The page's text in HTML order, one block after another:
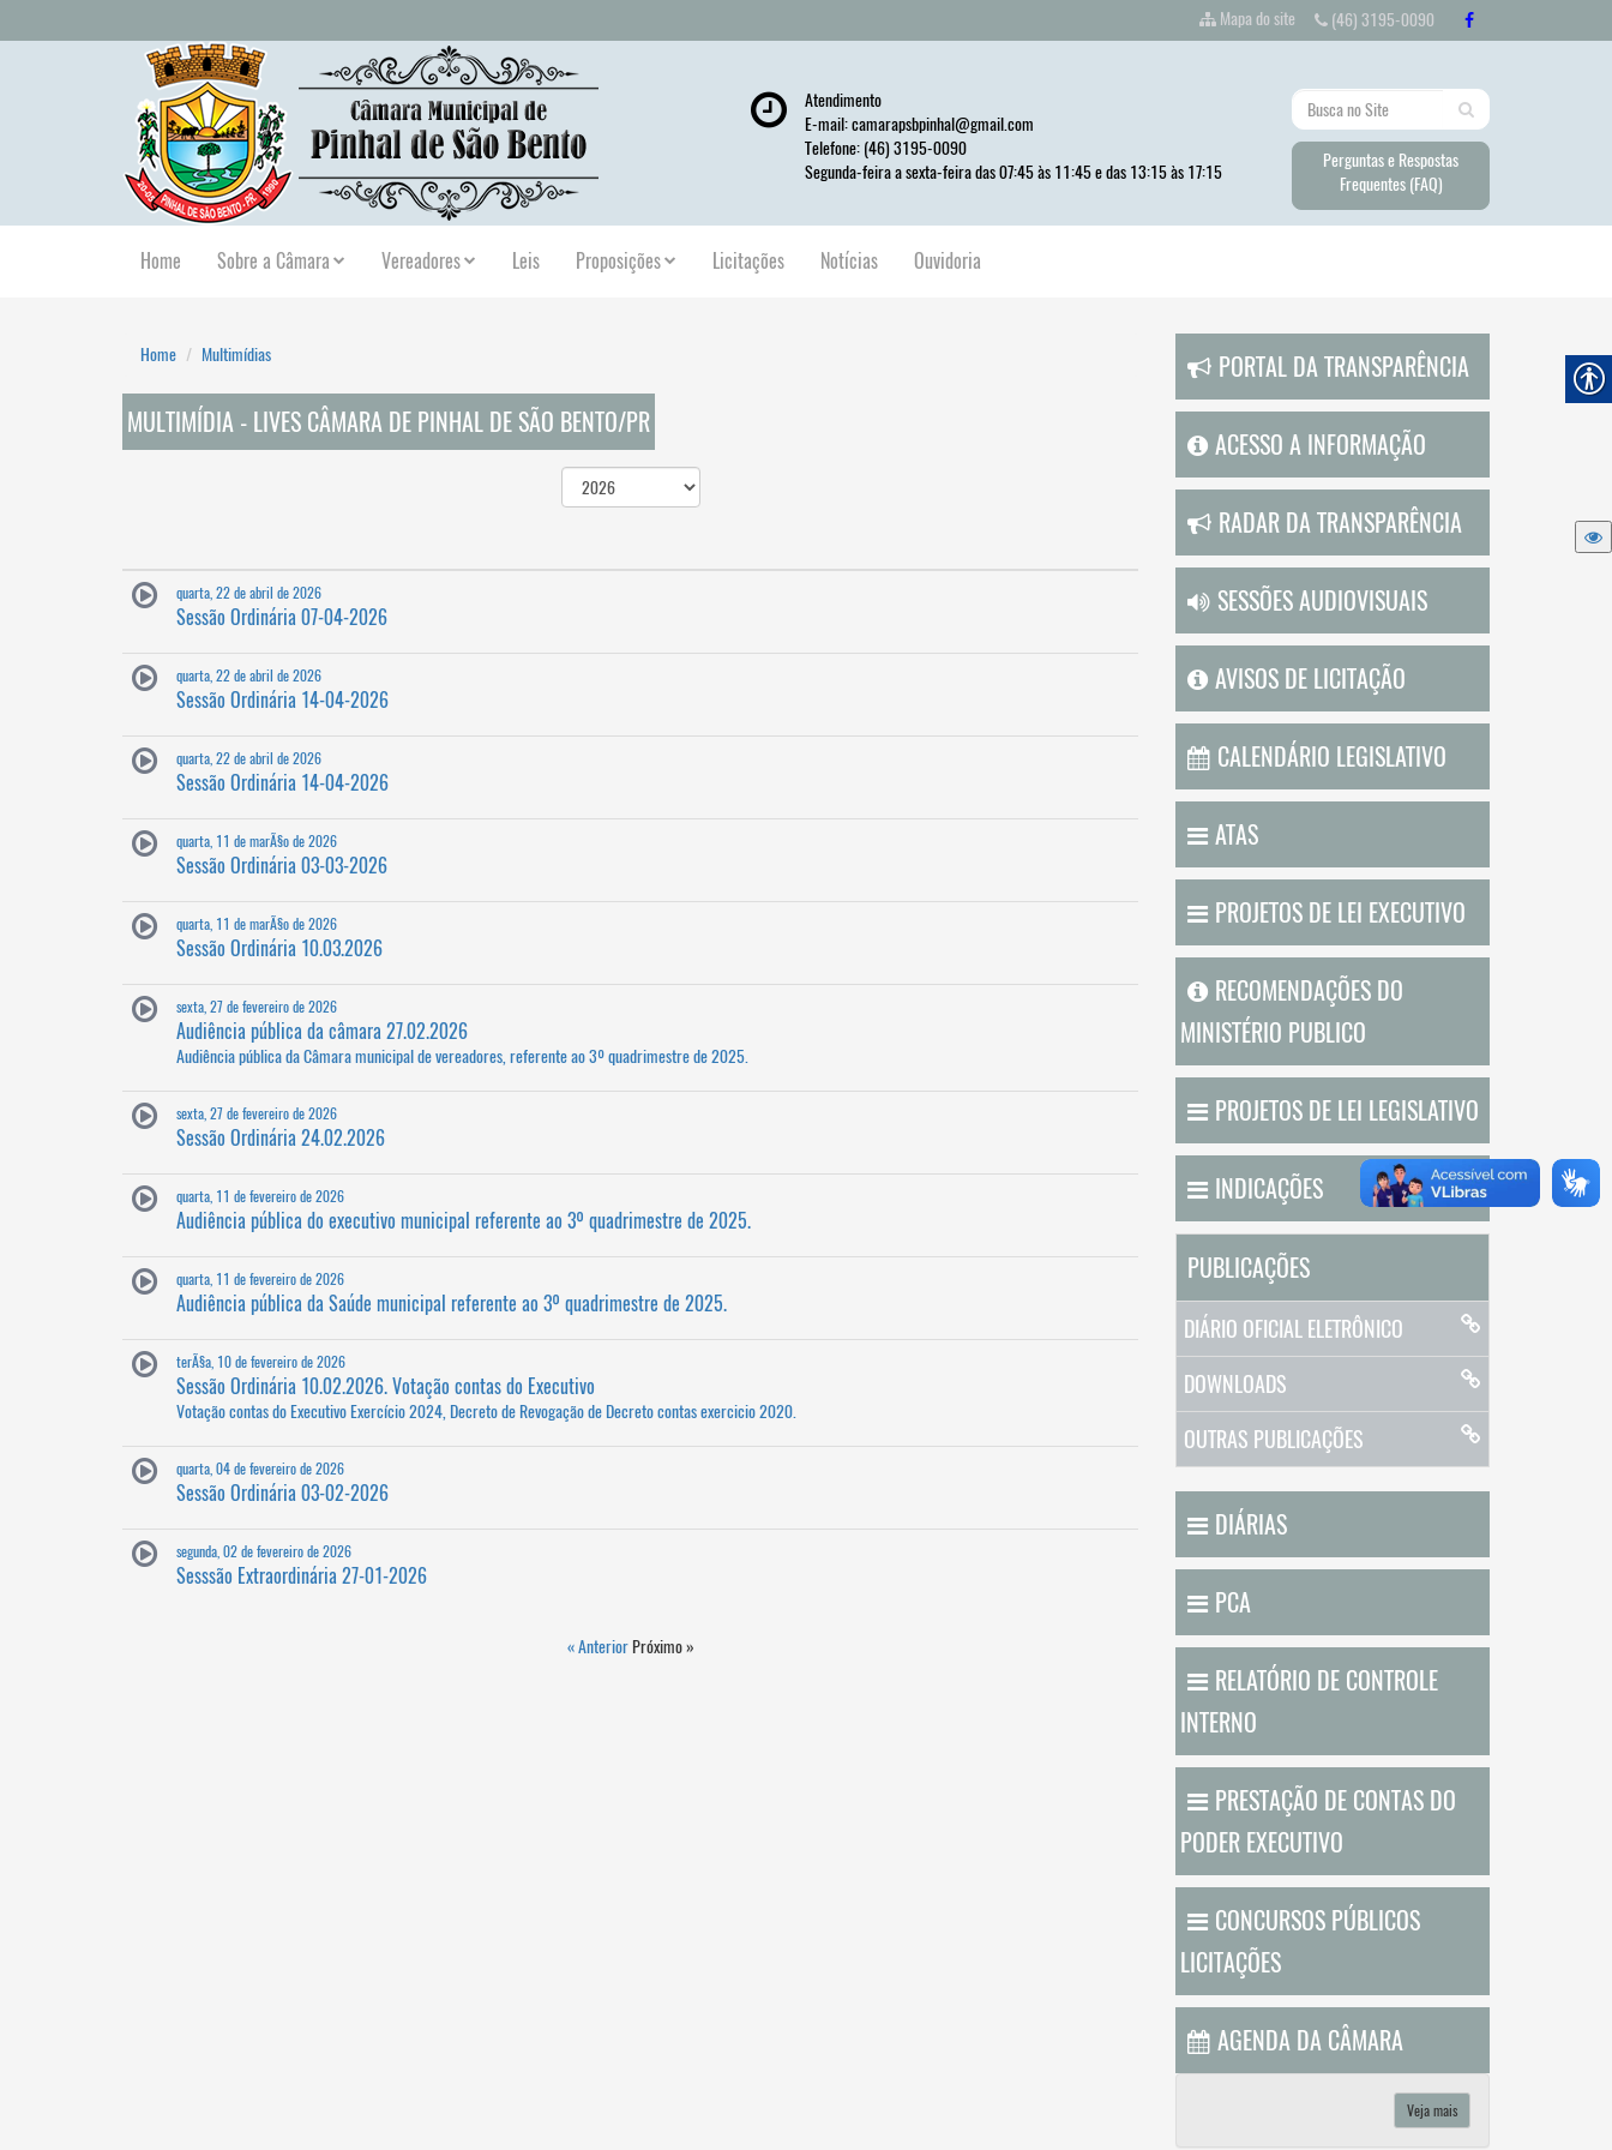
Mapa do site (46) 3195-0090
Atendimento
E-mail:camarapsbpinhal@gmail.com
Telefone: (46) 3195-0090
Segunda-feira a sexta-feira das 07:45 às 11:45 e das 13:15 às 17:15
Perguntas e Respostas
Frequentes (FAQ)
Home Sobre a Câmara Vereadores Leis Proposições Licitações Notícias Ouvidoria
Home Multimídias
MULTIMÍDIA - LIVES CÂMARA DE PINHAL DE SÃO BENTO/PR
quarta, 22 de abril de 2026
Sessão Ordinária 07-04-2026
quarta, 22 de abril de 2026
Sessão Ordinária 14-04-2026
quarta, 22 de abril de 2026
Sessão Ordinária 14-04-2026
quarta, 11 de marÃ§o de 2026
Sessão Ordinária 03-03-2026
quarta, 11 de marÃ§o de 2026
Sessão Ordinária 10.03.2026
sexta, 27 de fevereiro de 2026
Audiência pública da câmara 27.02.2026
Audiência pública da Câmara municipal de vereadores, referente ao 3º quadrimestre de 2025.
sexta, 27 de fevereiro de 2026
Sessão Ordinária 24.02.2026
quarta, 11 de fevereiro de 2026
Audiência pública do executivo municipal referente ao 3º quadrimestre de 2025.
quarta, 11 de fevereiro de 2026
Audiência pública da Saúde municipal referente ao 3º quadrimestre de 2025.
terÃ§a, 10 de fevereiro de 2026
Sessão Ordinária 10.02.2026. Votação contas do Executivo
Votação contas do Executivo Exercício 2024, Decreto de Revogação de Decreto contas exercicio 2020.
quarta, 04 de fevereiro de 2026
Sessão Ordinária 03-02-2026
segunda, 02 de fevereiro de 2026
Sesssão Extraordinária 27-01-2026
« Anterior Próximo »
PORTAL DA TRANSPARÊNCIA
ACESSO A INFORMAÇÃO
RADAR DA TRANSPARÊNCIA
SESSÕES AUDIOVISUAIS
AVISOS DE LICITAÇÃO
CALENDÁRIO LEGISLATIVO
ATAS
PROJETOS DE LEI EXECUTIVO
RECOMENDAÇÕES DO
MINISTÉRIO PUBLICO
PROJETOS DE LEI LEGISLATIVO
INDICAÇÕES
PUBLICAÇÕES
DIÁRIO OFICIAL ELETRÔNICO
DOWNLOADS
OUTRAS PUBLICAÇÕES
DIÁRIAS
PCA
RELATÓRIO DE CONTROLE
INTERNO
PRESTAÇÃO DE CONTAS DO
PODER EXECUTIVO
CONCURSOS PÚBLICOS
LICITAÇÕES
AGENDA DA CÂMARA
Veja mais